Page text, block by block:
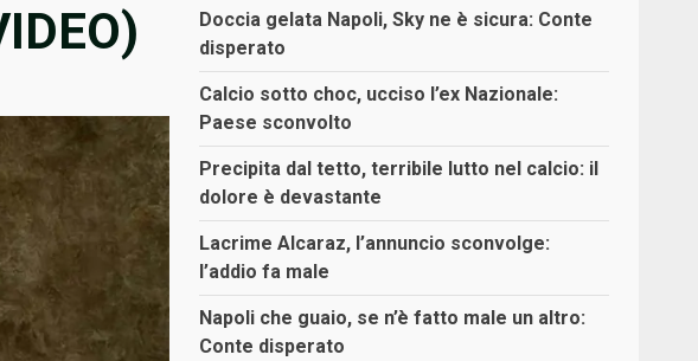
Doccia gelata Napoli, Sky ne è sicura: Conte
disperato
Calcio sotto choc, ucciso l’ex Nazionale:
Paese sconvolto
Precipita dal tetto, terribile lutto nel calcio: il
dolore è devastante
Lacrime Alcaraz, l’annuncio sconvolge:
l’addio fa male
Napoli che guaio, se n’è fatto male un altro:
Conte disperato